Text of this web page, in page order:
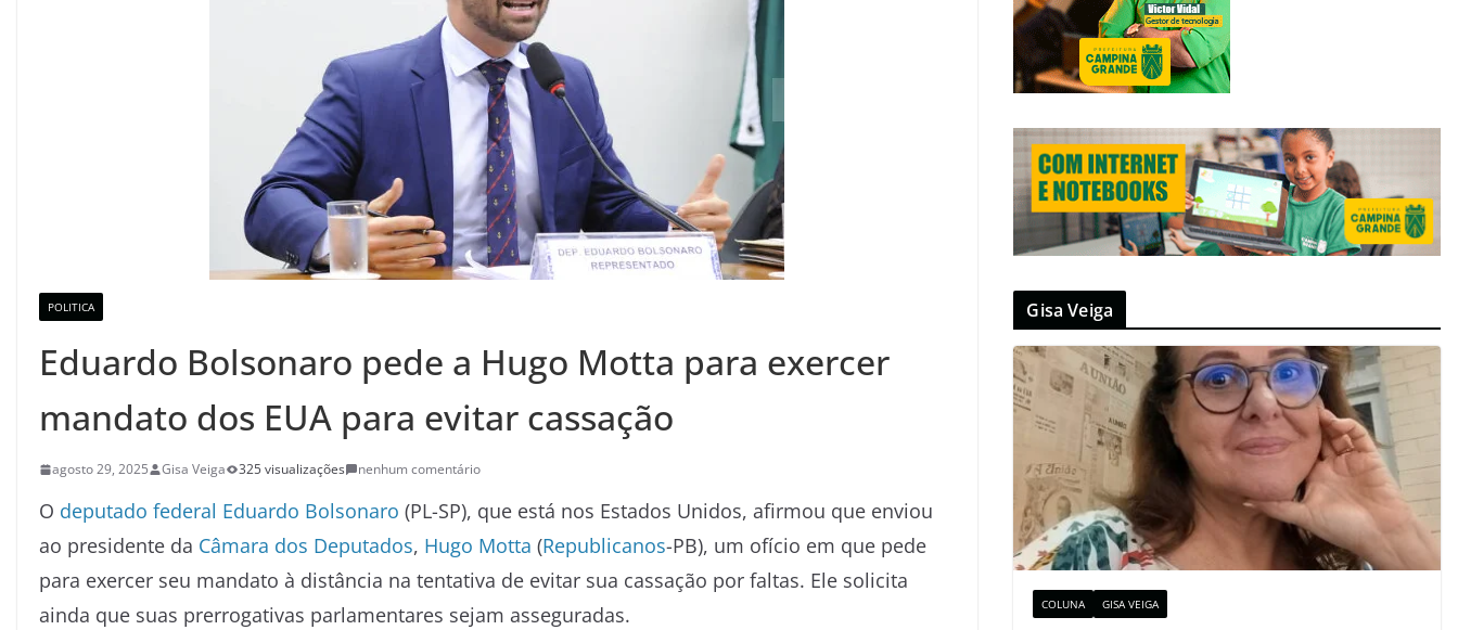
POLITICA
Eduardo Bolsonaro pede a Hugo Motta para exercer
mandato dos EUA para evitar cassação
agosto 29, 2025 Gisa Veiga 325 visualizações nenhum comentário
O deputado federal Eduardo Bolsonaro (PL-SP), que está nos Estados Unidos, afirmou que enviou
ao presidente da Câmara dos Deputados, Hugo Motta (Republicanos-PB), um ofício em que pede
para exercer seu mandato à distância na tentativa de evitar sua cassação por faltas. Ele solicita
ainda que suas prerrogativas parlamentares sejam asseguradas.
Gisa Veiga
COLUNA GISA VEIGA